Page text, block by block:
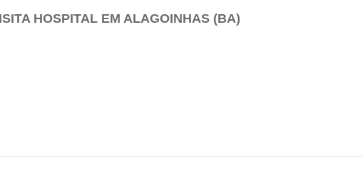
HOSPITAL EM ALAGOINHAS (BA)